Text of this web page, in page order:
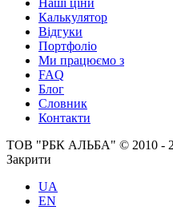
Наші ціни
Калькулятор
Відгуки
Портфоліо
Ми працюємо з
FAQ
Блог
Словник
Контакти
ТОВ "РБК АЛЬБА" © 2010 -
Закрити
UA
EN